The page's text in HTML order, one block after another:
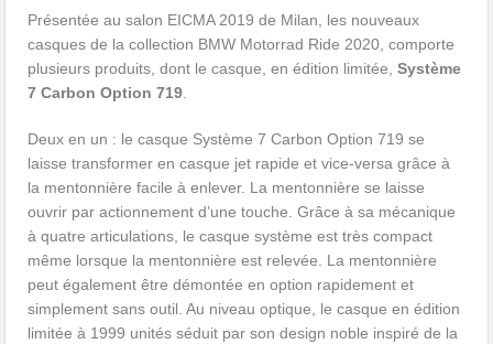
Présentée au salon EICMA 2019 de Milan, les nouveaux
casques de la collection BMW Motorrad Ride 2020, comporte
plusieurs produits, dont le casque, en édition limitée,Système
7 Carbon Option 719
Deux en un : le casque Système 7 Carbon Option 719 se
laisse transformer en casque jet rapide et vice-versa grâce à
la mentonnière facile à enlever. La mentonnière se laisse
ouvrir par actionnement d’une touche. Grâce à sa mécanique
à quatre articulations, le casque système est très compact
même lorsque la mentonnière est relevée. La mentonnière
peut également être démontée en option rapidement et
simplement sans outil. Au niveau optique, le casque en édition
limitée à 1999 unités séduit par son design noble inspiré de la